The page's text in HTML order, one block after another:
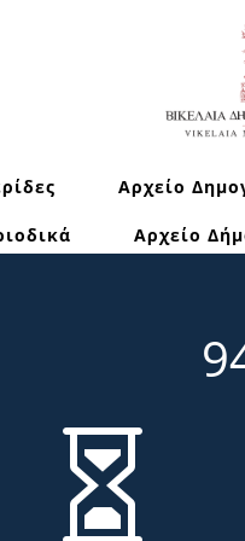
Αρχείο
Αρχείο
